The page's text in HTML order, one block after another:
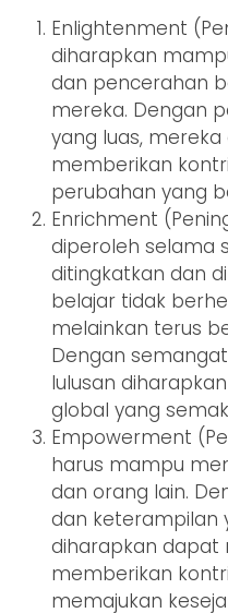
Enlightenment
diharapkan
dan pencerahan
mereka. Dengan
yang luas,
memberikan
perubahan yang
Enrichment
diperoleh selama
ditingkatkan dan
belajar tidak
melainkan terus
Dengan
lulusan
global yang
Empowerment
harus mampu
dan orang lain.
dan keterampilan
diharapkan dapat
memberikan
memajukan